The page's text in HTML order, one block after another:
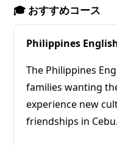
🎓 おすすめコース
Philippines
The Philippines
families wanting
experience new
friendships in Cebu.